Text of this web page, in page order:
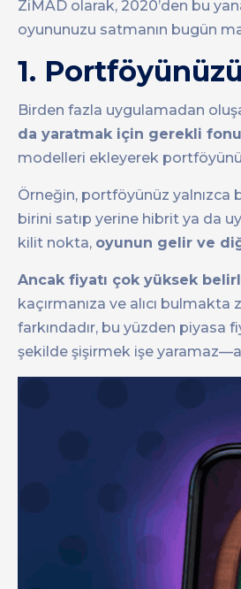
ZiMAD olarak, 2020’den bu
oyununuzu satmanın bugün
1.
Birden fazla uygulamadan
da yaratmak için gerekli
modelleri ekleyerek
Örneğin, portföyünüz yalnızca
birini satıp yerine hibrit ya da
kilit nokta, oyunun gelir ve
Ancak fiyatı çok yüksek
kaçırmanıza ve alıcı
farkındadır, bu yüzden piyasa
şekilde şişirmek işe